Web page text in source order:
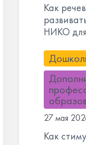
Как
НИКО
27 мая
Как